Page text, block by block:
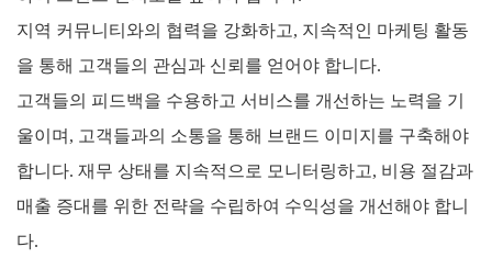
지역 커뮤니티와의 협력을 강화하고, 지속적인 마케팅 활동
을 통해 고객들의 관심과 신뢰를 얻어야 합니다.
고객들의 피드백을 수용하고 서비스를 개선하는 노력을 기
울이며, 고객들과의 소통을 통해 브랜드 이미지를 구축해야
합니다. 재무 상태를 지속적으로 모니터링하고, 비용 절감과
매출 증대를 위한 전략을 수립하여 수익성을 개선해야 합니
다.